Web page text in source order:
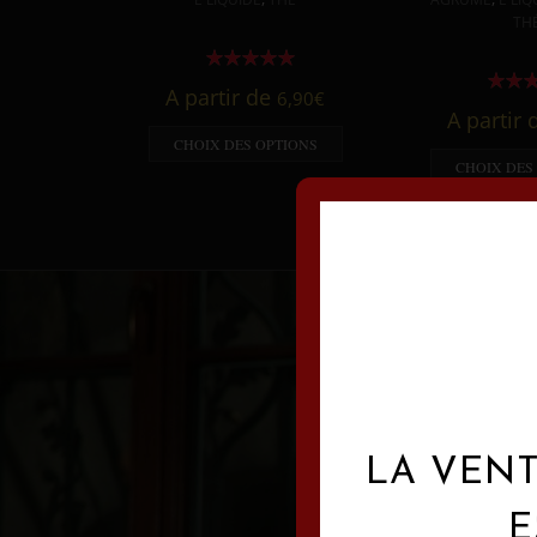
A partir de 6,90€
CHOIX DES OPTIONS
A partir
CHOIX DES
LA